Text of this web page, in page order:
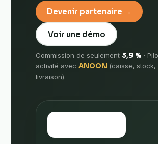
Devenir partenaire →
Voir une démo
Commission de seulement 3,9 % ·
activité avec ANOON (caisse, stock,
livraison).